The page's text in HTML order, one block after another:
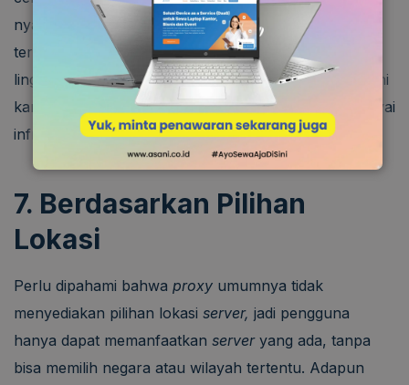
nya
overload,
koneksinya bisa melambat, bahkan
terputus. Lain halnya dengan VPN yang bekerja di
lingkup sistem sehingga koneksinya lebih stabil. Hal ini
karena penyedia VPN komersial umumnya mempunyai
infrastruktur yang cukup kuat dan terstruktur.
7. Berdasarkan Pilihan
Lokasi
Perlu dipahami bahwa proxy umumnya tidak
menyediakan pilihan lokasi server, jadi pengguna
hanya dapat memanfaatkan server yang ada, tanpa
bisa memilih negara atau wilayah tertentu. Adapun